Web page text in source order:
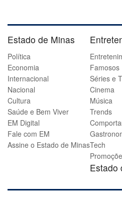
Estado de Minas
Política
Economia
Internacional
Nacional
Cultura
Saúde e Bem Viver
EM Digital
Fale com EM
Assine o Estado de Minas
Famosos
Séries e
Cinema
Música
Trends
Tech
Estado